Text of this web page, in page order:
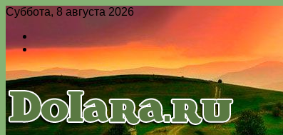
Суббота, 8 августа 2026
Switch
skin